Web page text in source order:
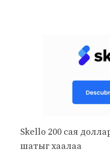
Skello 200 сая
шатыг хаалаа